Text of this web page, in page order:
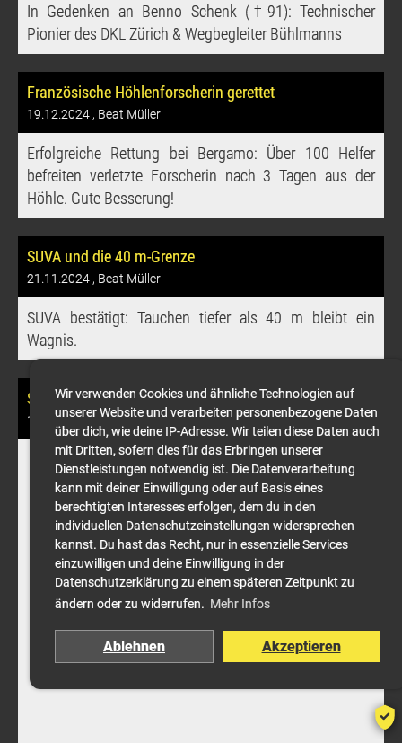
Wir verwenden Cookies und ähnliche Technologien auf
unserer Website und verarbeiten personenbezogene Daten
über dich, wie deine IP-Adresse. Wir teilen diese Daten auch
mit Dritten, sofern dies für das Erbringen unserer
Dienstleistungen notwendig ist. Die Datenverarbeitung
kann mit deiner Einwilligung oder auf Basis eines
berechtigten Interesses erfolgen, dem du in den
individuellen Datenschutzeinstellungen widersprechen
kannst. Du hast das Recht, nur in essenzielle Services
einzuwilligen und deine Einwilligung in der
Datenschutzerklärung zu einem späteren Zeitpunkt zu
ändern oder zu widerrufen. Mehr Infos
Ablehnen Akzeptieren
In Gedenken an Benno Schenk (†91): Technischer
Pionier des DKL Zürich & Wegbegleiter Bühlmanns
Französische Höhlenforscherin gerettet
19.12.2024 , Beat Müller
Erfolgreiche Rettung bei Bergamo: Über 100 Helfer
befreiten verletzte Forscherin nach 3 Tagen aus der
Höhle. Gute Besserung!
SUVA und die 40 m-Grenze
21.11.2024 , Beat Müller
SUVA bestätigt: Tauchen tiefer als 40 m bleibt ein
Wagnis.
SCD-Full Cave Kurs in Mexico abgeschlossen
11.11.2024, Beat Müller